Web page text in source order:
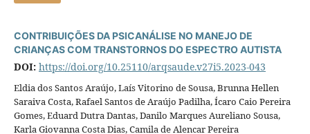
CONTRIBUIÇÕES DA PSICANÁLISE NO MANEJO DE
CRIANÇAS COM TRANSTORNOS DO ESPECTRO AUTISTA
DOI: https://doi.org/10.25110/arqsaude.v27i5.2023-043
Eldia dos Santos Araújo, Laís Vitorino de Sousa, Brunna Hellen
Saraiva Costa, Rafael Santos de Araújo Padilha, Ícaro Caio Pereira
Gomes, Eduard Dutra Dantas, Danilo Marques Aureliano Sousa,
Karla Giovanna Costa Dias, Camila de Alencar Pereira